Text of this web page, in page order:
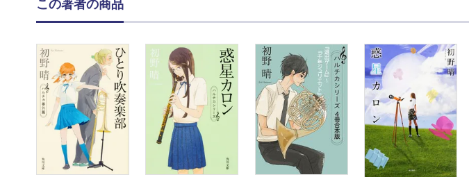
この著者の商品